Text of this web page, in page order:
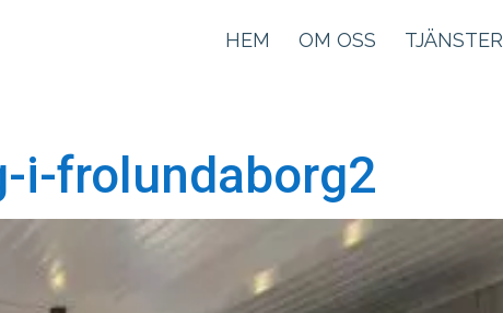
HEM OM OSS TJÄNSTER
i-frolundaborg2